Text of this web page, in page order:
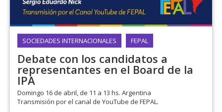
SOCIEDADES INTERNACIONALES FEPAL
Debate con los candidatos a
representantes en el Board de la
IPA
Domingo 16 de abril, de 11 a 13 hs. Argentina
Transmisión por el canal de YouTube de FEPAL.